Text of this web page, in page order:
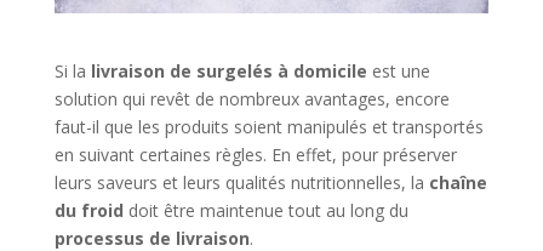
Si la livraison de surgelés à domicile est une
solution qui revêt de nombreux avantages, encore
faut-il que les produits soient manipulés et transportés
en suivant certaines règles. En effet, pour préserver
leurs saveurs et leurs qualités nutritionnelles, la chaîne
du froid doit être maintenue tout au long du
processus de livraison.